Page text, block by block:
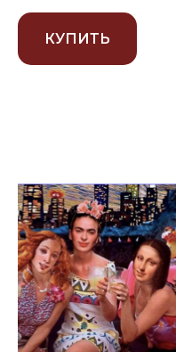
КУПИТЬ